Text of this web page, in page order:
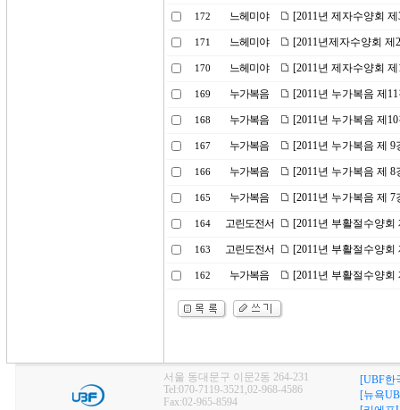
172 느헤미야 [2011년 제자수양회
171 느헤미야 [2011년제자수양회
170 느헤미야 [2011년 제자수양회
169 누가복음 [2011년 누가복음 제
168 누가복음 [2011년 누가복음 제
167 누가복음 [2011년 누가복음 제
166 누가복음 [2011년 누가복음 제
165 누가복음 [2011년 누가복음 제
164 고린도전서 [2011년 부활절수양
163 고린도전서 [2011년 부활절수양
162 누가복음 [2011년 부활절수양
서울 동대문구 이문2동 264-231
Tel:070-7119-3521,02-968-4586
Fax:02-965-8594
[UBF한
[뉴욕